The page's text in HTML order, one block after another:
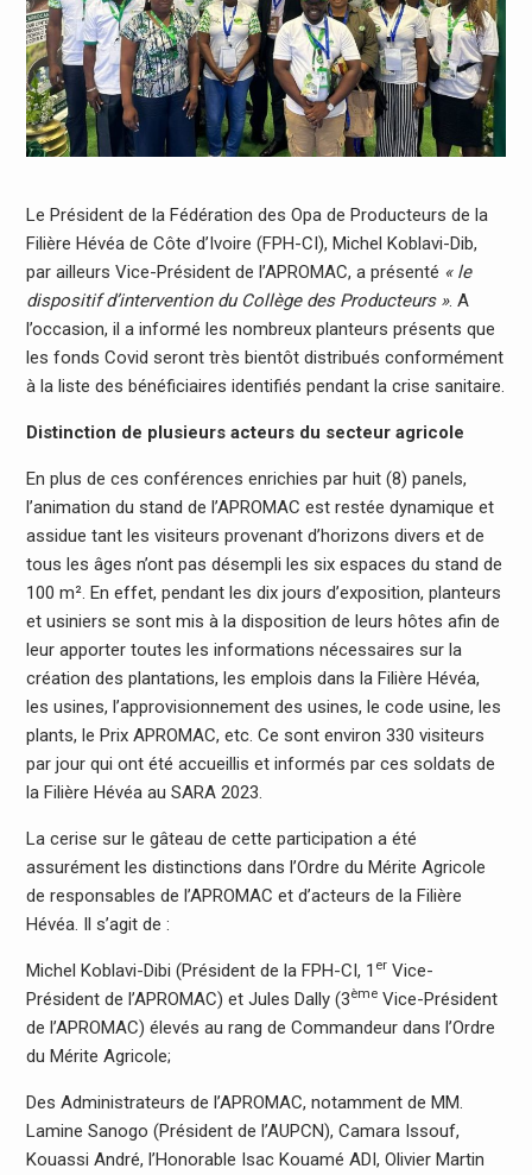
Le Président de la Fédération des Opa de Producteurs de la
Filière Hévéa de Côte d’Ivoire (FPH-CI), Michel Koblavi-Dib,
par ailleurs Vice-Président de l’APROMAC, a présenté « le
dispositif d’intervention du Collège des Producteurs ». A
l’occasion, il a informé les nombreux planteurs présents que
les fonds Covid seront très bientôt distribués conformément
à la liste des bénéficiaires identifiés pendant la crise sanitaire.
Distinction de plusieurs acteurs du secteur agricole
En plus de ces conférences enrichies par huit (8) panels,
l’animation du stand de l’APROMAC est restée dynamique et
assidue tant les visiteurs provenant d’horizons divers et de
tous les âges n’ont pas désempli les six espaces du stand de
100 m². En effet, pendant les dix jours d’exposition, planteurs
et usiniers se sont mis à la disposition de leurs hôtes afin de
leur apporter toutes les informations nécessaires sur la
création des plantations, les emplois dans la Filière Hévéa,
les usines, l’approvisionnement des usines, le code usine, les
plants, le Prix APROMAC, etc. Ce sont environ 330 visiteurs
par jour qui ont été accueillis et informés par ces soldats de
la Filière Hévéa au SARA 2023.
La cerise sur le gâteau de cette participation a été
assurément les distinctions dans l’Ordre du Mérite Agricole
de responsables de l’APROMAC et d’acteurs de la Filière
Hévéa. Il s’agit de :
Michel Koblavi-Dibi (Président de la FPH-CI, 1 erVice-
Président de l’APROMAC) et Jules Dally (3èmeVice-Président
de l’APROMAC) élevés au rang de Commandeur dans l’Ordre
du Mérite Agricole;
Des Administrateurs de l’APROMAC, notamment de MM.
Lamine Sanogo (Président de l’AUPCN), Camara Issouf,
Kouassi André, l’Honorable Isac Kouamé ADI, Olivier Martin